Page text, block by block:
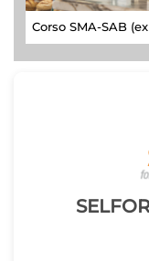
Corso SMA-SAB